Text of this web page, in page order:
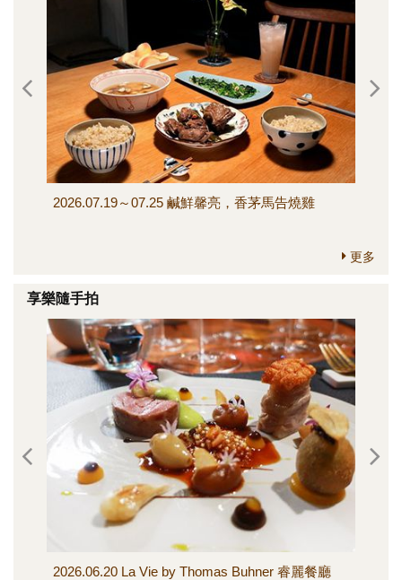
2026.07.19～07.25 鹹鮮馨亮，香茅馬告燒雞
更多
享樂隨手拍
2026.06.20 La Vie by Thomas Buhner 睿麗餐廳